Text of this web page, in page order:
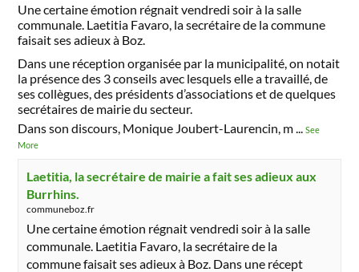
Une certaine émotion régnait vendredi soir à la salle
communale. Laetitia Favaro, la secrétaire de la commune
faisait ses adieux à Boz.
Dans une réception organisée par la municipalité, on notait
la présence des 3 conseils avec lesquels elle a travaillé, de
ses collègues, des présidents d’associations et de quelques
secrétaires de mairie du secteur.
Dans son discours, Monique Joubert-Laurencin, m...See
More
Laetitia, la secrétaire de mairie a fait ses adieux aux
Burrhins.
communeboz.fr
Une certaine émotion régnait vendredi soir à la salle
communale. Laetitia Favaro, la secrétaire de la
commune faisait ses adieux à Boz. Dans une récept